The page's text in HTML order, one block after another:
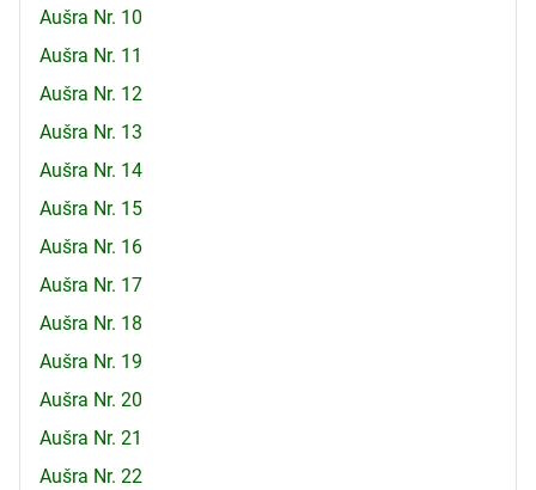
Aušra Nr. 10
Aušra Nr. 11
Aušra Nr. 12
Aušra Nr. 13
Aušra Nr. 14
Aušra Nr. 15
Aušra Nr. 16
Aušra Nr. 17
Aušra Nr. 18
Aušra Nr. 19
Aušra Nr. 20
Aušra Nr. 21
Aušra Nr. 22